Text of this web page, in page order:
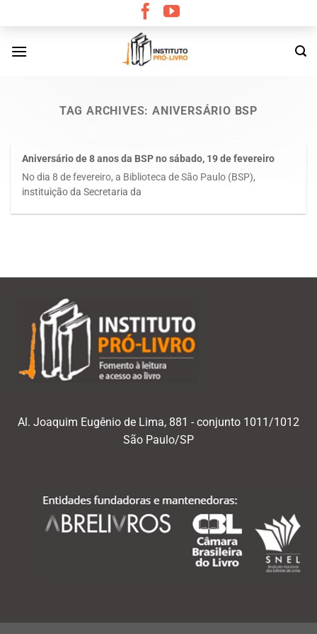
content
TAG ARCHIVES:ANIVERSÁRIO BSP
Aniversário de 8 anos da BSP no sábado, 19 de fevereiro
No dia 8 de fevereiro, a Biblioteca de São Paulo (BSP),
instituição da Secretaria da
Al. Joaquim Eugênio de Lima, 881 - conjunto 1011/1012
São Paulo/SP